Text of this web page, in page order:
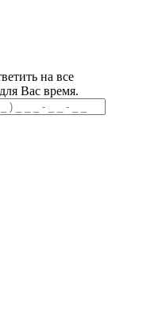
на все
Вас время.